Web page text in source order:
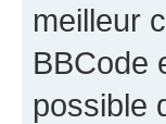
meilleur
BBCode
possible